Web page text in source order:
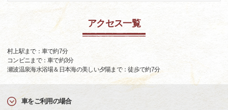
アクセス一覧
村上駅まで：車で約7分
コンビニまで：車で約3分
瀬波温泉海水浴場＆日本海の美しい夕陽まで：徒歩で約7分
車をご利用の場合